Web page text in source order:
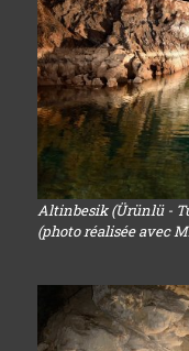
Altinbesik (Ürünlü -
(photo réalisée avec